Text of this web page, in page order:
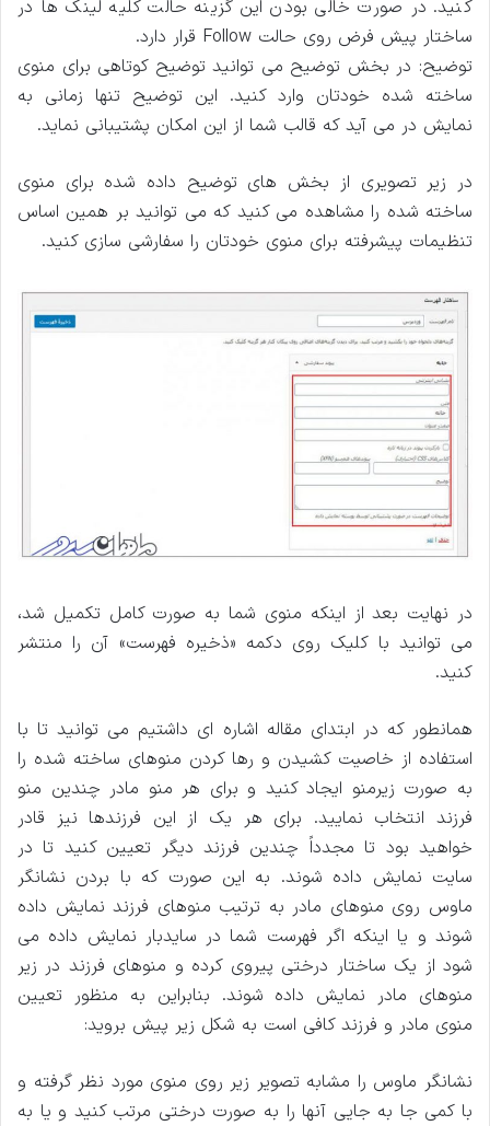
کنید. در صورت خالی بودن این گزینه حالت کلیه لینک ‌ها در
ساختار پیش فرض روی حالت Follow قرار دارد.
توضیح: در بخش توضیح می توانید توضیح کوتاهی برای منوی
ساخته شده خودتان وارد کنید. این توضیح تنها زمانی به
نمایش در می آید که قالب شما از این امکان پشتیبانی نماید.
در زیر تصویری از بخش ‌های توضیح داده شده برای منوی
ساخته شده را مشاهده می ‌کنید که می توانید بر همین اساس
تنظیمات پیشرفته برای منوی خودتان را سفارشی ‌سازی کنید.
در نهایت بعد از اینکه منوی شما به صورت کامل تکمیل شد،
می توانید با کلیک روی دکمه «ذخیره فهرست» آن را منتشر
کنید.
همانطور که در ابتدای مقاله اشاره ای داشتیم می توانید تا با
استفاده از خاصیت کشیدن و رها کردن منوهای ساخته شده را
به صورت زیرمنو ایجاد کنید و برای هر منو مادر چندین منو
فرزند انتخاب نمایید. برای هر یک از این فرزندها نیز قادر
خواهید بود تا مجدداً چندین فرزند دیگر تعیین کنید تا در
سایت نمایش داده شوند. به این صورت که با بردن نشانگر
ماوس روی منوهای مادر به ترتیب منوهای فرزند نمایش داده
شوند و یا اینکه اگر فهرست شما در سایدبار نمایش داده می
شود از یک ساختار درختی پیروی کرده و منوهای فرزند در زیر
منوهای مادر نمایش داده شوند. بنابراین به منظور تعیین
منوی مادر و فرزند کافی است به شکل زیر پیش بروید:
نشانگر ماوس را مشابه تصویر زیر روی منوی مورد نظر گرفته و
با کمی جا به جایی آنها را به صورت درختی مرتب کنید و یا به